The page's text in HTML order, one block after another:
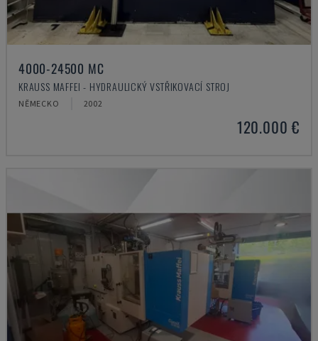
4000-24500 MC
KRAUSS MAFFEI - HYDRAULICKÝ VSTŘIKOVACÍ STROJ
NĚMECKO 2002
120.000 €